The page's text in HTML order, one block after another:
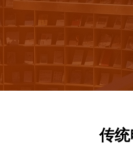
传